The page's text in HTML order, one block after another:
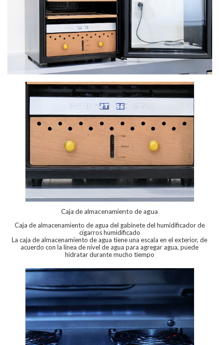
Caja de almacenamiento de agua
Caja de almacenamiento de agua del gabinete del humidificador de
cigarros humidificado
La caja de almacenamiento de agua tiene una escala en el exterior, de
acuerdo con la línea de nivel de agua para agregar agua, puede
hidratar durante mucho tiempo